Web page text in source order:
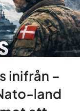
inifrån –
land